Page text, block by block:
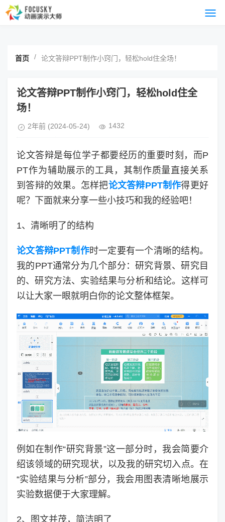
首页 / 论文答辩PPT制作小窍门，轻松hold住全场！
论文答辩PPT制作小窍门，轻松hold住全
场！
2年前 (2024-05-24) 1432
论文答辩是每位学子都要经历的重要时刻，而P
PT作为辅助展示的工具，其制作质量直接关系
到答辩的效果。怎样把论文答辩PPT制作得更好
呢？下面就来分享一些小技巧和我的经验吧！
1、清晰明了的结构
论文答辩PPT制作时一定要有一个清晰的结构。
我的PPT通常分为几个部分：研究背景、研究目
的、研究方法、实验结果与分析和结论。这样可
以让大家一眼就明白你的论文整体框架。
例如在制作“研究背景”这一部分时，我会简要介
绍该领域的研究现状，以及我的研究切入点。在
“实验结果与分析”部分，我会用图表清晰地展示
实验数据便于大家理解。
2、图文并茂，简洁明了